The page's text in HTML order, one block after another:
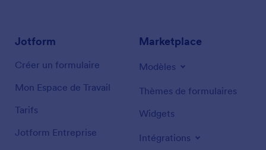
Jotform
Créer un formulaire
Mon Espace de Travail
Tarifs
Jotform Entreprise
Marketplace
Modèles
Thèmes de formulaires
Widgets
Intégrations